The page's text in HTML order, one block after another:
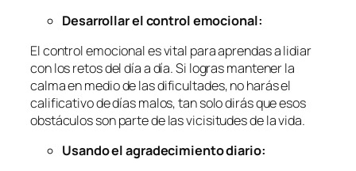
Desarrollar el control emocional:
El control emocional es vital para aprendas a lidiar
con los retos del día a día. Si logras mantener la
calma en medio de las dificultades, no harás el
calificativo de días malos, tan solo dirás que esos
obstáculos son parte de las vicisitudes de la vida.
Usando el agradecimiento diario: